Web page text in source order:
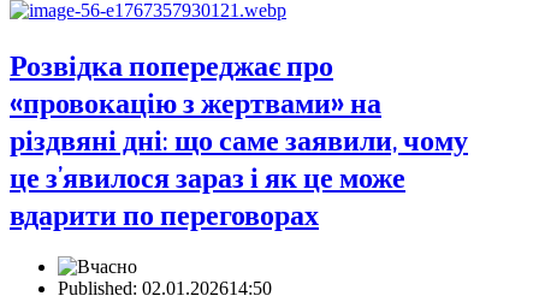
Розвідка попереджає про
«провокацію з жертвами» на
різдвяні дні: що саме заявили, чому
це з’явилося зараз і як це може
вдарити по переговорах
Published: 02.01.202614:50